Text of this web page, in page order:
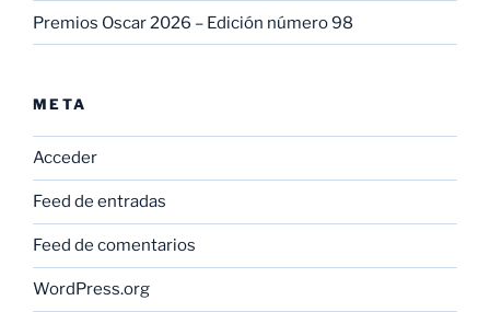
Premios Oscar 2026 – Edición número 98
META
Acceder
Feed de entradas
Feed de comentarios
WordPress.org